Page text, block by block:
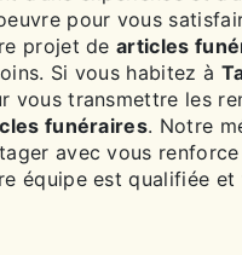
pour vous
projet dearticles
Si vous habitez à
vous transmettre les
funéraires. Notre
avec vous
équipe est qualifiée